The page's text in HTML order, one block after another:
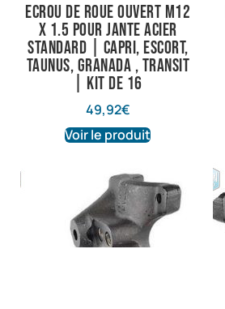
Ecrou de roue ouvert M12
X 1.5 pour jante acier
standard | Capri, Escort,
Taunus, Granada , Transit
| Kit de 16
49,92€
Voir le produit